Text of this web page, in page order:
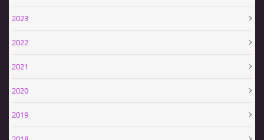
2023
2022
2021
2020
2019